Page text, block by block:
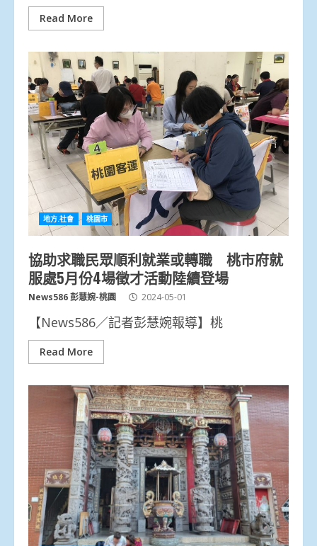
Read More
地方.社會 桃園市
協助求職民眾順利就業或轉職 桃市府就
服處5月份4場徵才活動陸續登場
News586 彭慧婉-桃園 2024-05-01
【News586／記者彭慧婉報導】桃
Read More